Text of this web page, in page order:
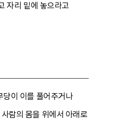
자리 밑에 놓으라고
당이 이를 풀어주거나
람의 몸을 위에서 아래로